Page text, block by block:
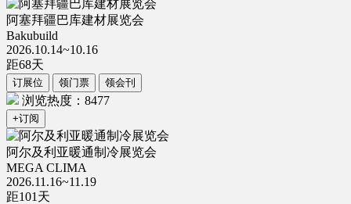
阿塞拜疆巴库建材展览会
Bakubuild
2026.10.14~10.16
距68天
订展位 领门票 领会刊
浏览热度：8477
+订阅
阿尔及利亚暖通制冷展览会
MEGA CLIMA
2026.11.16~11.19
距101 天